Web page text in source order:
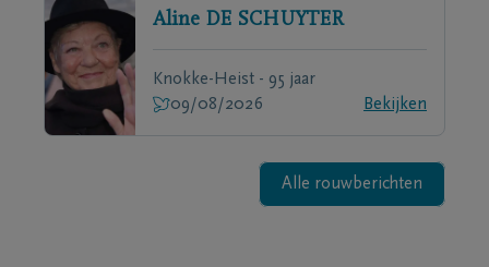
Aline DE SCHUYTER
Knokke-Heist - 95 jaar
09/08/2026
Bekijken
Alle rouwberichten